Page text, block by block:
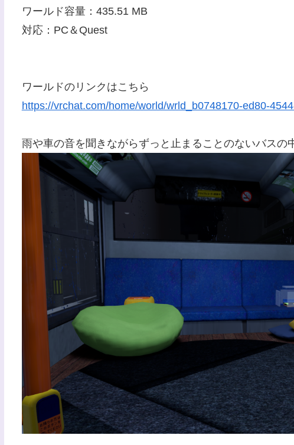
ワールド容量：435.51 MB
対応：PC＆Quest
ワールドのリンクはこちら
https://vrchat.com/home/world/wrld_b0748170-ed80-
雨や車の音を聞きながらずっと止まることのないバスの